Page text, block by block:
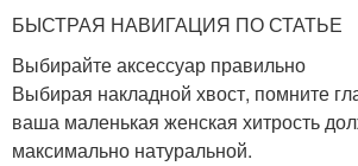
БЫСТРАЯ НАВИГАЦИЯ ПО СТАТЬЕ
Выбирайте аксессуар правильно
Выбирая накладной хвост, помните
ваша маленькая женская хитрость
максимально натуральной.